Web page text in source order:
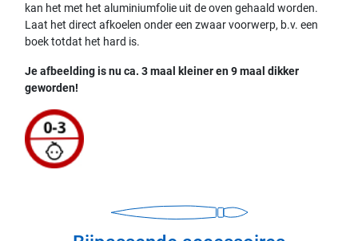
kan het met het aluminiumfolie uit de oven gehaald worden.
Laat het direct afkoelen onder een zwaar voorwerp, b.v. een
boek totdat het hard is.
Je afbeelding is nu ca. 3 maal kleiner en 9 maal dikker
geworden!